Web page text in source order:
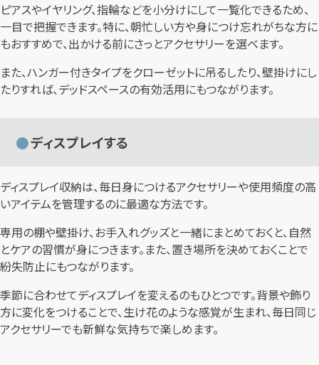
ピアスやイヤリング、指輪などを小分けにして一覧化できるため、
一目で把握できます。特に、朝忙しい方や身につけ忘れがちな方に
もおすすめで、出かける前にさっとアクセサリーを選べます。
また、ハンガー付きタイプをクローゼットに吊るしたり、壁掛けにし
たりすれば、デッドスペースの有効活用にもつながります。
ディスプレイする
ディスプレイ収納は、毎日身につけるアクセサリーや使用頻度の高
いアイテムを管理するのに最適な方法です。
専用の棚や壁掛け、お手入れグッズと一緒にまとめておくと、自然
とケアの習慣が身につきます。また、置き場所を決めておくことで
紛失防止にもつながります。
季節に合わせてディスプレイを変えるのもひとつです。背景や飾り
方に変化をつけることで、生け花のような感覚が生まれ、毎日同じ
アクセサリーでも新鮮な気持ちで楽しめます。